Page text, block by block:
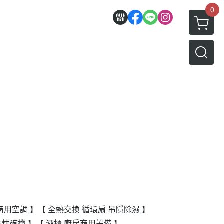
0
用空調 】
【 全熱交換 循環扇 吊隱除濕 】